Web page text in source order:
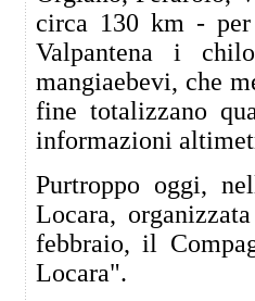
circa 130 km -
Valpantena i
mangiaebevi, che
fine totalizzano
informazioni
Purtroppo oggi,
Locara,
febbraio, il
Locara".